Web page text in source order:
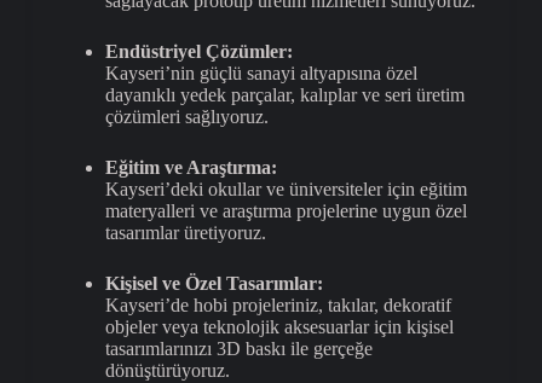
Endüstriyel Çözümler:
Kayseri’nin güçlü sanayi altyapısına özel
dayanıklı yedek parçalar, kalıplar ve seri üretim
çözümleri sağlıyoruz.
Eğitim ve Araştırma:
Kayseri’deki okullar ve üniversiteler için eğitim
materyalleri ve araştırma projelerine uygun özel
tasarımlar üretiyoruz.
Kişisel ve Özel Tasarımlar:
Kayseri’de hobi projeleriniz, takılar, dekoratif
objeler veya teknolojik aksesuarlar için kişisel
tasarımlarınızı 3D baskı ile gerçeğe
dönüştürüyoruz.